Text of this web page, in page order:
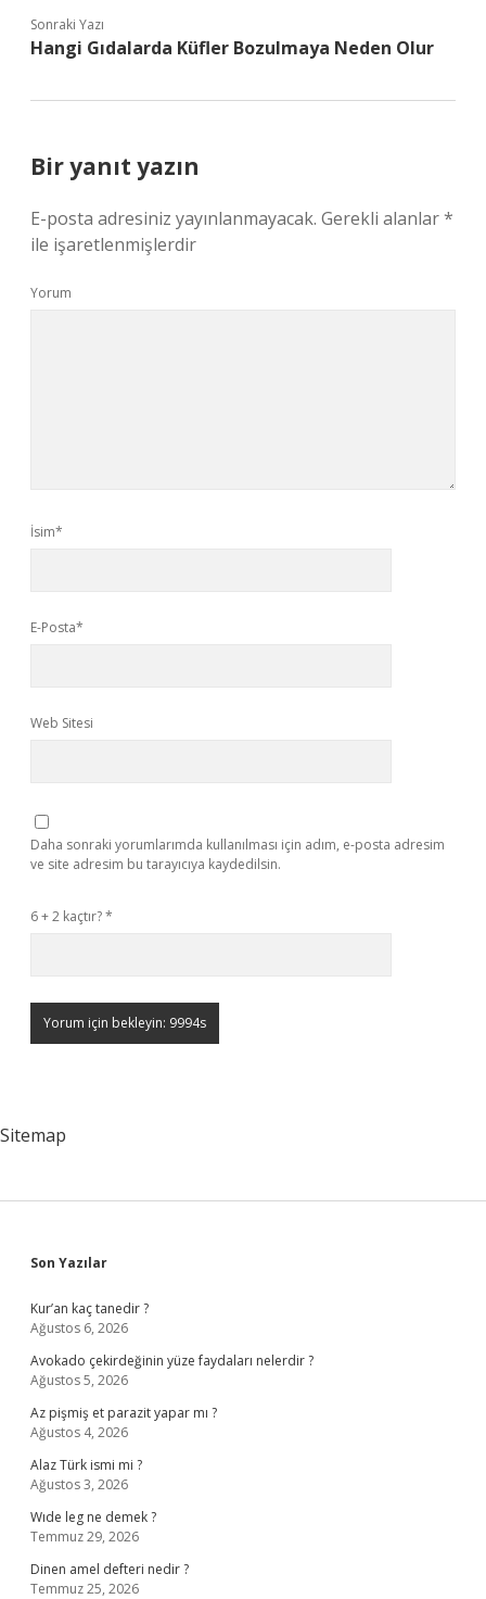
Sonraki Yazı
Hangi Gıdalarda Küfler Bozulmaya Neden Olur
Bir yanıt yazın
E-posta adresiniz yayınlanmayacak. Gerekli alanlar*
ile işaretlenmişlerdir
Yorum
İsim*
E-Posta*
Web Sitesi
Daha sonraki yorumlarımda kullanılması için adım, e-posta adresim
ve site adresim bu tarayıcıya kaydedilsin.
6 + 2 kaçtır?*
Sitemap
Sidebar
Son Yazılar
Kur’an kaç tanedir ?
Ağustos 6, 2026
Avokado çekirdeğinin yüze faydaları nelerdir ?
Ağustos 5, 2026
Az pişmiş et parazit yapar mı ?
Ağustos 4, 2026
Alaz Türk ismi mi ?
Ağustos 3, 2026
Wıde leg ne demek ?
Temmuz 29, 2026
Dinen amel defteri nedir ?
Temmuz 25, 2026